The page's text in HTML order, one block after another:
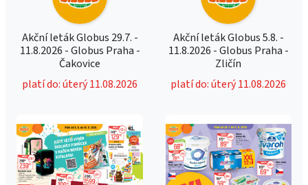
Akční leták Globus 29.7. -
11.8.2026 - Globus Praha -
Čakovice
platí do: úterý 11.08.2026
Akční leták Globus 5.8. -
11.8.2026 - Globus Praha -
Zličín
platí do: úterý 11.08.2026